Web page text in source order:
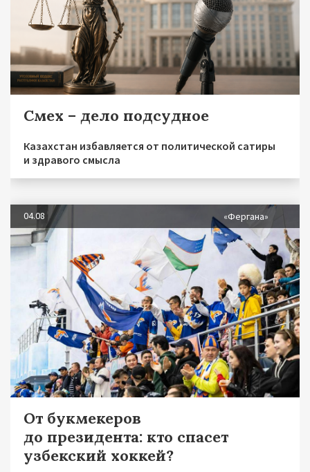
Смех – дело подсудное
Казахстан избавляется от политической сатиры
и здравого смысла
04.08 «Фергана»
От букмекеров
до президента: кто спасет
узбекский хоккей?